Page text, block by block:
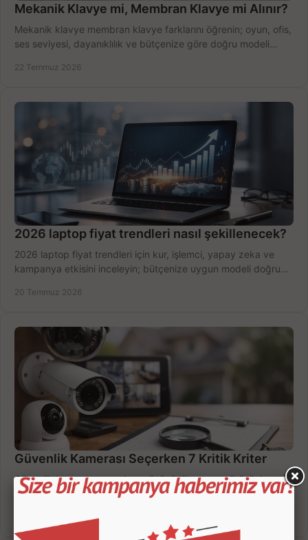
Mekanik Klavye mi, Membran Klavye mi Alınır?
Mekanik klavye membran klavye farklarını öğrenin; oyun, ofis,
ses seviyesi, dayanıklılık ve bütçenize göre doğru modeli
22 Temmuz 2026
2026 laptop fiyat trendleri nasıl şekillenecek?
2026 laptop fiyat trendleri için kur, işlemci, yapay zeka ve
kampanya etkisini inceleyin; bütçenize uygun modeli doğru
20 Temmuz 2026
Güvenlik Kamerası Seçerken 7 Kritik Kriter
Güvenlik kamerası seçerken çözünürlük, gece görüşü, kayıt
süresi ve bağlantı tipini karşılaştırın; eviniz veya iş yeriniz için